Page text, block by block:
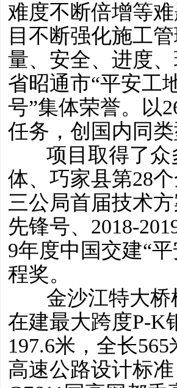
难度不断倍增等
目不断强化施工
量、安全、进度
省昭通市“平安工
号”集体荣誉。以
任务，创国内同
项目取得了众
体、巧家县第28
三公局首届技术
先锋号、2018-
9年度中国交建“
程奖。
金沙江特大
在建最大跨度P-K
197.6米，全长
高速公路设计标